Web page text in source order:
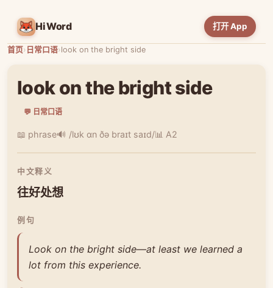
HiWord 打开 App
首页› 日常口语›look on the bright side
look on the bright side
💬 日常口语
📖 phrase🔊 /lʊk ɑn ðə braɪt saɪd/📊 A2
中文释义
往好处想
例句
Look on the bright side—at least we learned a
lot from this experience.